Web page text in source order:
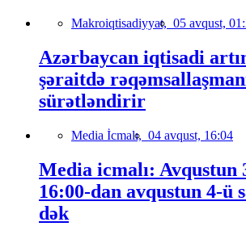
Makroiqtisadiyyat, 05 avqust,
Azərbaycan iqtisadi
şəraitdə
sürətləndirir
Media İcmalı, 04 avqust, 16:04
Media icmalı: Avqustun
16:00-dan avqustun 4-ü
dək